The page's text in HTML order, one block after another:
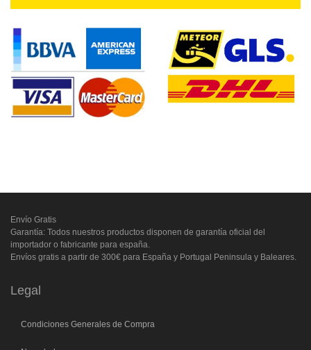
Envío Gratis
Garantía: Todos nuestros productos disponen de garantía oficial del
importador o fabricante para españa.
Envíos gratis a partir de 300€ para España y Portugal Peninsula y Baleares.
Legal
Condiciones Generales de Compra